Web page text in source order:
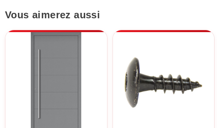
Vous aimerez aussi